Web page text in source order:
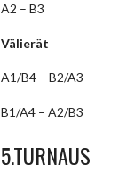
A2 – B3
Välierät
A1/B4 – B2/A3
B1/A4 – A2/B3
5.TURNAUS